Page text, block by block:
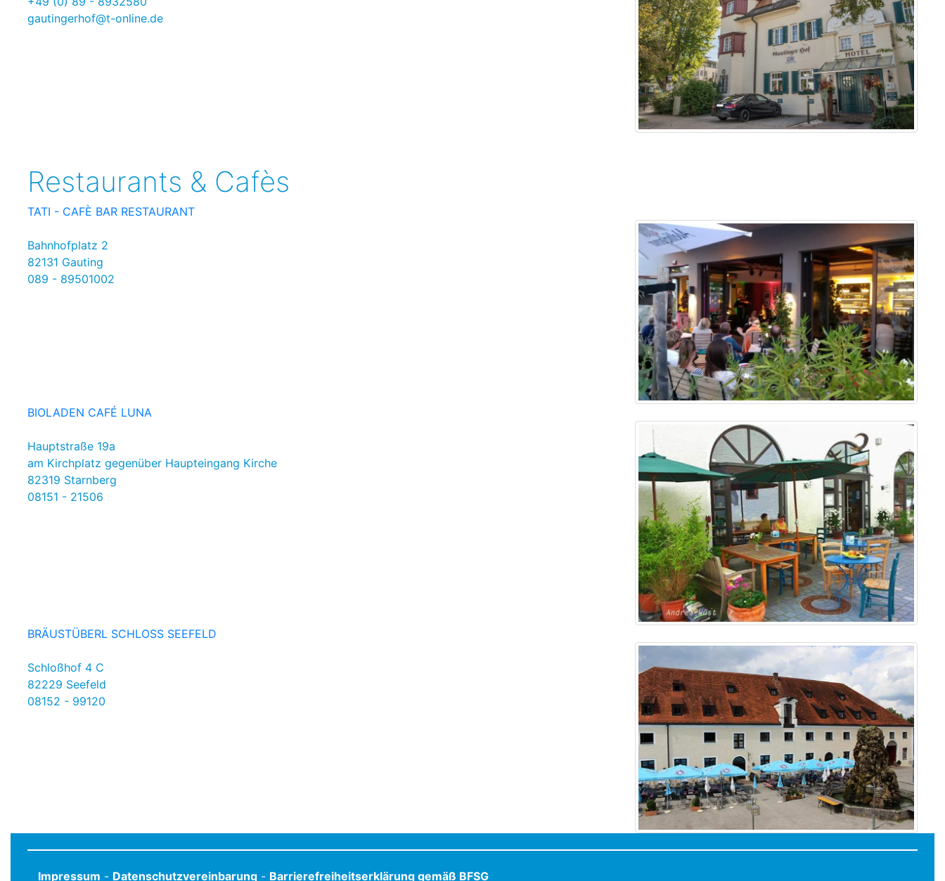
gautingerhof@t-online.de
Restaurants & Cafès
TATI - CAFÈ BAR RESTAURANT
Bahnhofplatz 2
82131 Gauting
089 - 89501002
BIOLADEN CAFÉ LUNA
Hauptstraße 19a
am Kirchplatz gegenüber Haupteingang Kirche
82319 Starnberg
08151 - 21506
BRÄUSTÜBERL SCHLOSS SEEFELD
Schloßhof 4 C
82229 Seefeld
08152 - 99120
Impressum - Datenschutzvereinbarung - Barrierefreiheitserklärung gemäß BFSG